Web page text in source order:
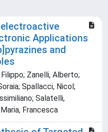
Applications
and
Zanelli, Alberto;
Spallacci, Nicol;
Salatelli,
Francesca